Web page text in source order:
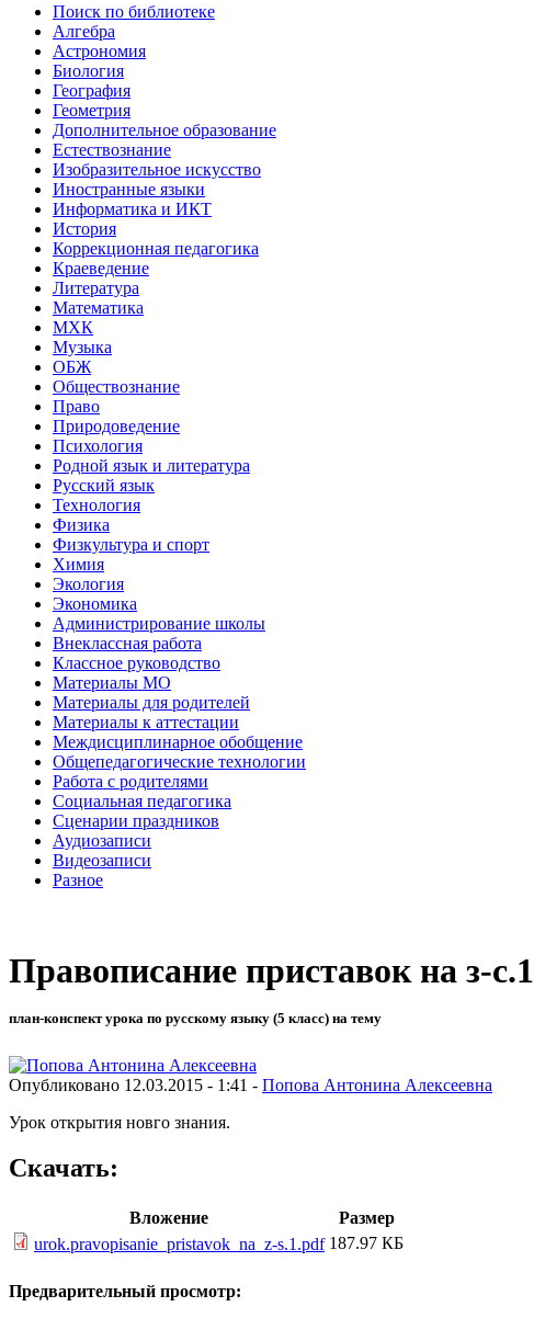
Поиск по библиотеке
Алгебра
Астрономия
Биология
География
Геометрия
Дополнительное образование
Естествознание
Изобразительное искусство
Иностранные языки
Информатика и ИКТ
История
Коррекционная педагогика
Краеведение
Литература
Математика
МХК
Музыка
ОБЖ
Обществознание
Право
Природоведение
Психология
Родной язык и литература
Русский язык
Технология
Физика
Физкультура и спорт
Химия
Экология
Экономика
Администрирование школы
Внеклассная работа
Классное руководство
Материалы МО
Материалы для родителей
Материалы к аттестации
Междисциплинарное обобщение
Общепедагогические технологии
Работа с родителями
Социальная педагогика
Сценарии праздников
Аудиозаписи
Видеозаписи
Разное
Правописание приставок на з-с.1
план-конспект урока по русскому языку (5 класс) на тему
Опубликовано 12.03.2015 - 1:41 - Попова Антонина Алексеевна
Урок открытия новго знания.
Скачать:
Вложение
Размер
urok.pravopisanie_pristavok_na_z-s.1.pdf 187.97 КБ
Предварительный просмотр: